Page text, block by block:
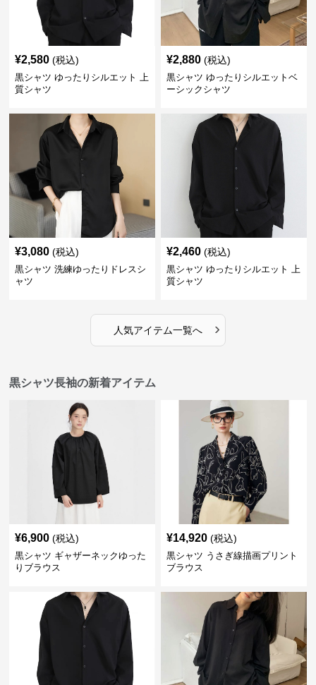
¥2,580 (税込)
黒シャツ ゆったりシルエット 上
質シャツ
¥2,880 (税込)
黒シャツ ゆったりシルエットベ
ーシックシャツ
¥3,080 (税込)
黒シャツ 洗練ゆったりドレスシ
ャツ
¥2,460 (税込)
黒シャツ ゆったりシルエット 上
質シャツ
人気アイテム一覧へ ›
黒シャツ長袖の新着アイテム
¥6,900 (税込)
黒シャツ ギャザーネックゆった
りブラウス
¥14,920 (税込)
黒シャツ うさぎ線描画プリント
ブラウス